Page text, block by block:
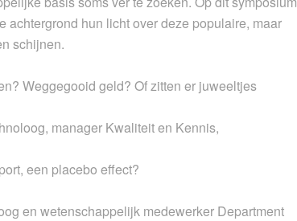
achtergrond hun licht over deze populaire, maar
schijnen.
Weggegooid geld? Of zitten er juweeltjes
manager Kwaliteit en Kennis,
een placebo effect?
en wetenschappelijk medewerker Department